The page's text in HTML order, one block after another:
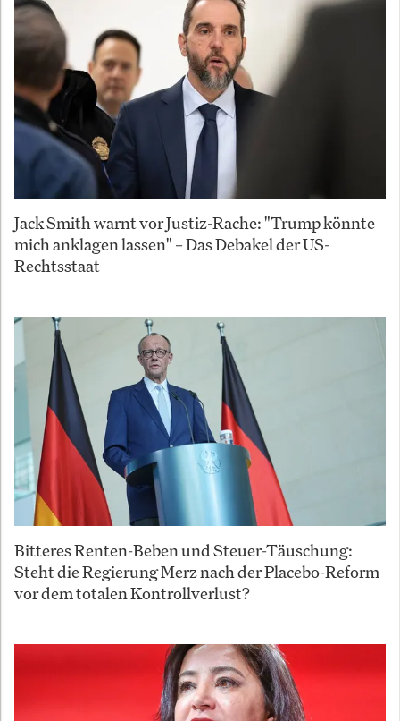
Jack Smith warnt vor Justiz-Rache: "Trump könnte
mich anklagen lassen" – Das Debakel der US-
Rechtsstaat
Bitteres Renten-Beben und Steuer-Täuschung:
Steht die Regierung Merz nach der Placebo-Reform
vor dem totalen Kontrollverlust?